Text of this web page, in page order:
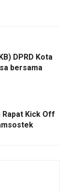
DPRD Kota
bersama
Rapat Kick Off